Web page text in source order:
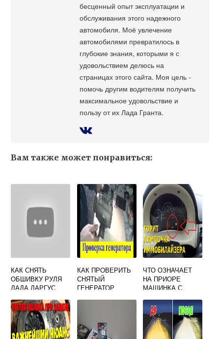
бесценный опыт эксплуатации и
обслуживания этого надежного
автомобиля. Моё увлечение
автомобилями превратилось в
глубокие знания, которыми я с
удовольствием делюсь на
страницах этого сайта. Моя цель -
помочь другим водителям получить
максимальное удовольствие и
пользу от их Лада Гранта.
Вам также может понравиться:
КАК СНЯТЬ
ОБШИВКУ РУЛЯ
ЛАДА ЛАРГУС
КАК ПРОВЕРИТЬ
СНЯТЫЙ
ГЕНЕРАТОР
ЧТО ОЗНАЧАЕТ
НА ПРИОРЕ
МАШИНКА С